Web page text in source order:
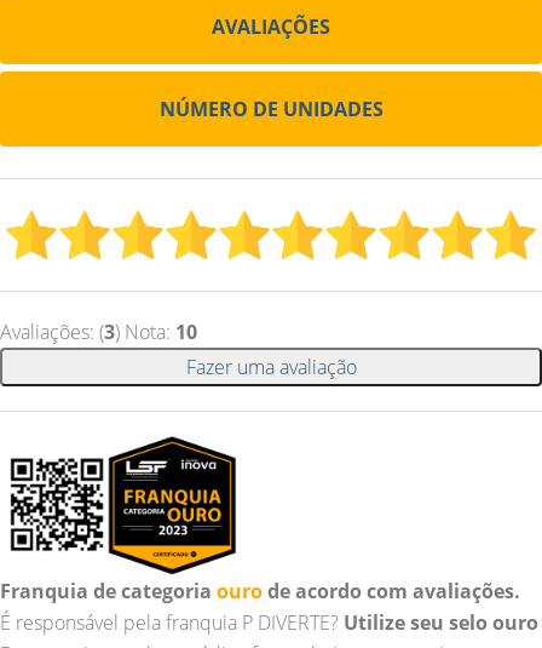
AVALIAÇÕES
NÚMERO DE UNIDADES
Avaliações: (3) Nota: 10
Fazer uma avaliação
Franquia de categoria ourode acordo com avaliações.
É responsável pela franquia P DIVERTE? Utilize seu selo ouro